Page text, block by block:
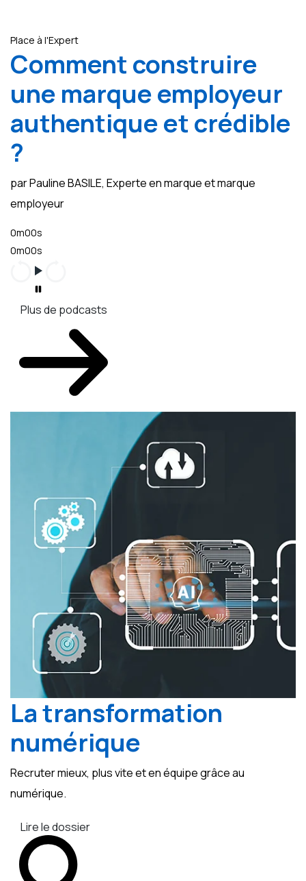
Place à l'Expert
Comment construire
une marque employeur
authentique et crédible
?
par Pauline BASILE, Experte en marque et marque
employeur
0m00s
0m00s
Plus de podcasts
La transformation
numérique
Recruter mieux, plus vite et en équipe grâce au
numérique.
Lire le dossier